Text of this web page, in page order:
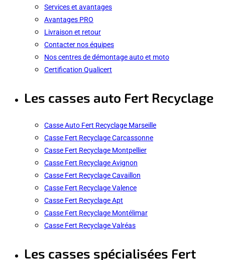
Services et avantages
Avantages PRO
Livraison et retour
Contacter nos équipes
Nos centres de démontage auto et moto
Certification Qualicert
Les casses auto Fert Recyclage
Casse Auto Fert Recyclage Marseille
Casse Fert Recyclage Carcassonne
Casse Fert Recyclage Montpellier
Casse Fert Recyclage Avignon
Casse Fert Recyclage Cavaillon
Casse Fert Recyclage Valence
Casse Fert Recyclage Apt
Casse Fert Recyclage Montélimar
Casse Fert Recyclage Valréas
Les casses spécialisées Fert